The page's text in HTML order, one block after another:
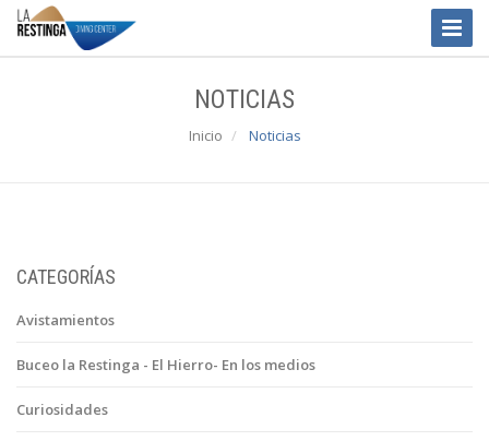
Toggle
NOTICIAS
Inicio Noticias
CATEGORÍAS
Avistamientos
Buceo la Restinga - El Hierro- En los medios
Curiosidades